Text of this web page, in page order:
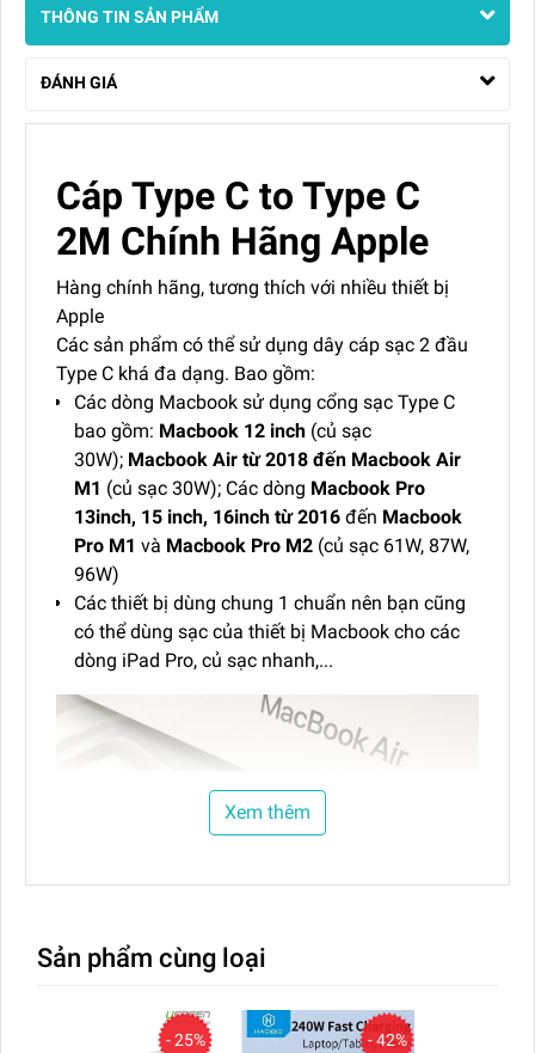
THÔNG TIN SẢN PHẨM
ĐÁNH GIÁ
Cáp Type C to Type C
2M Chính Hãng Apple
Hàng chính hãng, tương thích với nhiều thiết bị
Apple
Các sản phẩm có thể sử dụng dây cáp sạc 2 đầu
Type C khá đa dạng. Bao gồm:
Các dòng Macbook sử dụng cổng sạc Type C
bao gồm: Macbook 12 inch (củ sạc
30W); Macbook Air từ 2018 đến Macbook Air
M1 (củ sạc 30W); Các dòng Macbook Pro
13inch, 15 inch, 16inch từ 2016 đến Macbook
Pro M1 và Macbook Pro M2 (củ sạc 61W, 87W,
96W)
Các thiết bị dùng chung 1 chuẩn nên bạn cũng
có thể dùng sạc của thiết bị Macbook cho các
dòng iPad Pro, củ sạc nhanh,...
Tốc độ truyền tải mạnh
Xem thêm
Sản phẩm cùng loại
- 25% - 42%